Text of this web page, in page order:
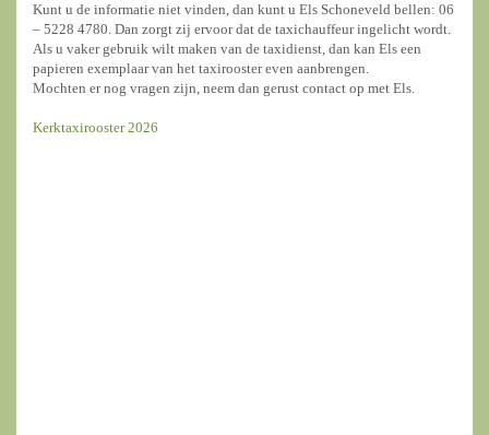
Kunt u de informatie niet vinden, dan kunt u Els Schoneveld bellen: 06
– 5228 4780. Dan zorgt zij ervoor dat de taxichauffeur ingelicht wordt.
Als u vaker gebruik wilt maken van de taxidienst, dan kan Els een
papieren exemplaar van het taxirooster even aanbrengen.
Mochten er nog vragen zijn, neem dan gerust contact op met Els.
Kerktaxirooster 2026